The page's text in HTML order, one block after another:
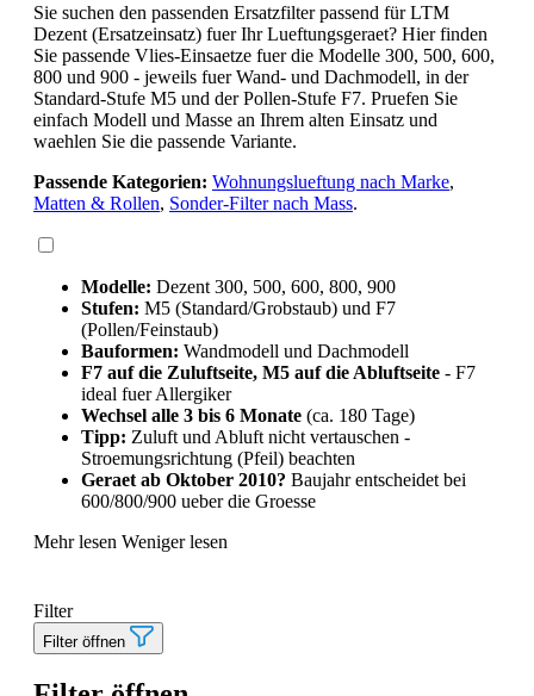
Sie suchen den passenden Ersatzfilter passend für LTM
Dezent (Ersatzeinsatz) fuer Ihr Lueftungsgeraet? Hier finden
Sie passende Vlies-Einsaetze fuer die Modelle 300, 500, 600,
800 und 900 - jeweils fuer Wand- und Dachmodell, in der
Standard-Stufe M5 und der Pollen-Stufe F7. Pruefen Sie
einfach Modell und Masse an Ihrem alten Einsatz und
waehlen Sie die passende Variante.
Passende Kategorien: Wohnungslueftung nach Marke,
Matten & Rollen, Sonder-Filter nach Mass.
Modelle: Dezent 300, 500, 600, 800, 900
Stufen: M5 (Standard/Grobstaub) und F7
(Pollen/Feinstaub)
Bauformen: Wandmodell und Dachmodell
F7 auf die Zuluftseite, M5 auf die Abluftseite - F7
ideal fuer Allergiker
Wechsel alle 3 bis 6 Monate (ca. 180 Tage)
Tipp: Zuluft und Abluft nicht vertauschen -
Stroemungsrichtung (Pfeil) beachten
Geraet ab Oktober 2010? Baujahr entscheidet bei
600/800/900 ueber die Groesse
Mehr lesen Weniger lesen
Filter
Filter öffnen